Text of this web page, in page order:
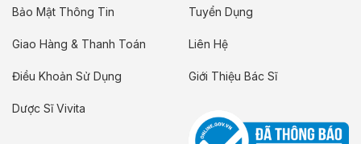
Bảo Mật Thông Tin
Giao Hàng & Thanh Toán
Điều Khoản Sử Dụng
Dược Sĩ Vivita
Tuyển Dụng
Liên Hệ
Giới Thiệu Bác Sĩ